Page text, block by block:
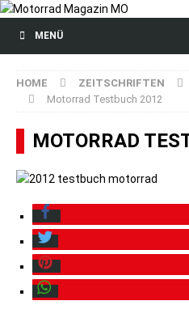
MENÜ
HOME ZEITSCHRIFTEN
Motorrad Testbuch 2012
MOTORRAD